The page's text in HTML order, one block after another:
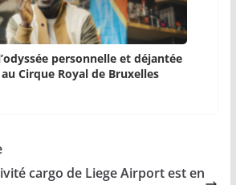
personnelle et déjantée
Cirque Royal de Bruxelles
cargo de Liege Airport est en